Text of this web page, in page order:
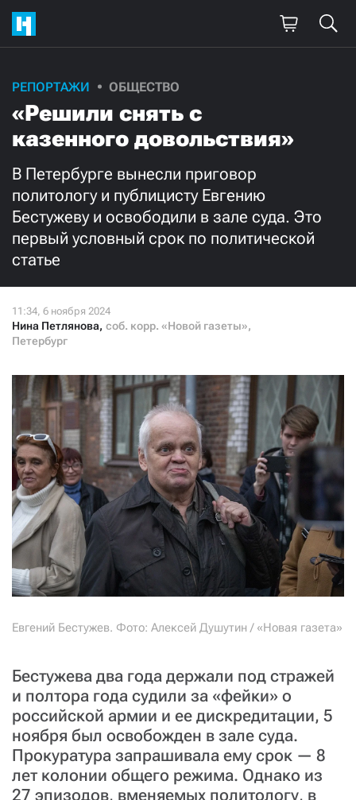
РЕПОРТАЖИ ОБЩЕСТВО
«Решили снять с
казенного довольствия»
В Петербурге вынесли приговор
политологу и публицисту Евгению
Бестужеву и освободили в зале суда. Это
первый условный срок по политической
статье
Нина Петлянова, соб. корр. «Новой газеты»,
Петербург
Евгений Бестужев. Фото: Алексей Душутин / «Новая газета»
Бестужева два года держали под стражей
и полтора года судили за «фейки» о
российской армии и ее дискредитации, 5
ноября был освобожден в зале суда.
Прокуратура запрашивала ему срок — 8
лет колонии общего режима. Однако из
27 эпизодов, вменяемых политологу, в
Поддержите
нашу работу!
Ежемесячно Разово
3000 1000
500 300
Нажимая кнопку «Стать соучастником»,
я принимаю
условия и подтверждаю свое гражданство РФ
ПОДЕЛИТЬСЯ С ДРУЗЬЯМИ
Если у вас есть вопросы, пишите donate@novayagazeta.ruили
звоните:
+7 (929) 612-03-68